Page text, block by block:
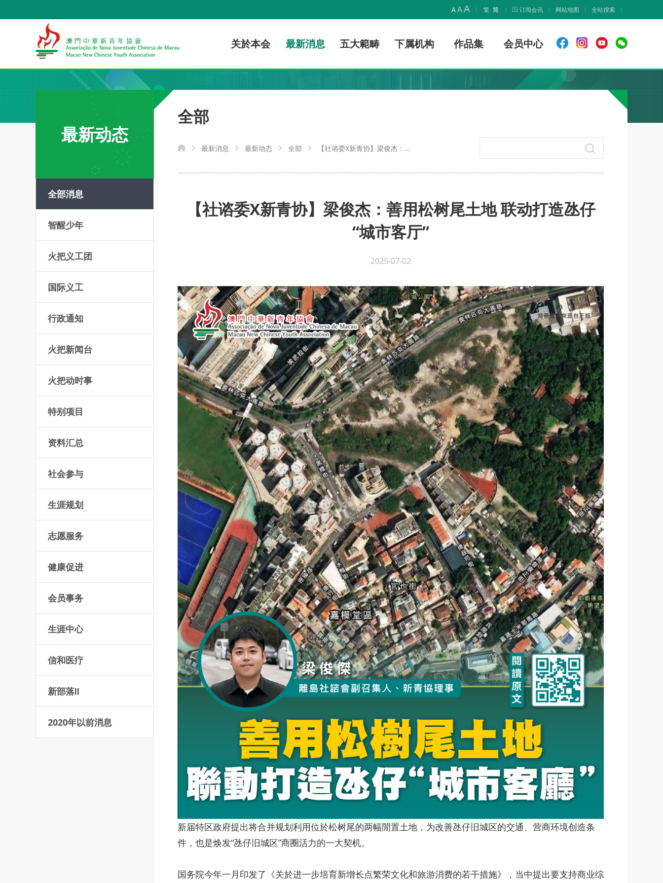
AAA 繁 简 订阅会讯 网站地图 全站搜索
关於本会 最新消息 五大範畴 下属机构 作品集 会员中心
最新动态
全部
最新消息 最新动态 全部
【社谘委X新青协】梁俊杰：善
全部消息
智醒少年
火把义工团
国际义工
行政通知
火把新闻台
火把动时事
特别项目
资料汇总
社会参与
生涯规划
志愿服务
健康促进
会员事务
生涯中心
信和医疗
新部落Ⅱ
2020年以前消息
【社谘委X新青协】梁俊杰：善用松树尾土地 联动打造氹仔
“城市客厅”
2025-07-02
新届特区政府提出将合并规划利用位於松树尾的两幅閒置土地，为改善氹仔旧城区的交通、营商环境创造条
件，也是焕发“氹仔旧城区”商圈活力的一大契机。
国务院今年一月印发了《关於进一步培育新增长点繁荣文化和旅游消费的若干措施》，当中提出要支持商业综